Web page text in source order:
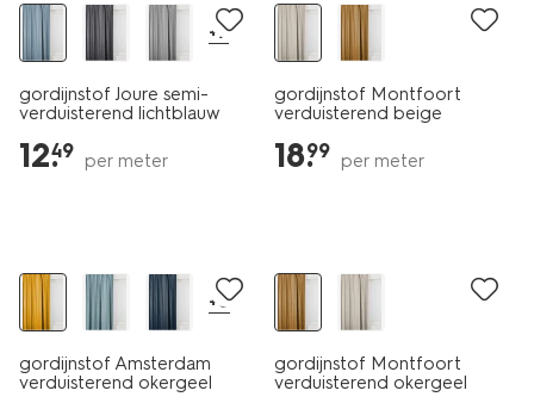
+7
gordijnstof Joure semi-
verduisterend lichtblauw
12.
49 per meter
gordijnstof Montfoort
verduisterend beige
18.
99 per meter
+8
gordijnstof Amsterdam
verduisterend okergeel
gordijnstof Montfoort
verduisterend okergeel